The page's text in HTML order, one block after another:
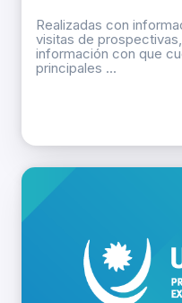
Realizadas con
visitas de
información con que
principales ...